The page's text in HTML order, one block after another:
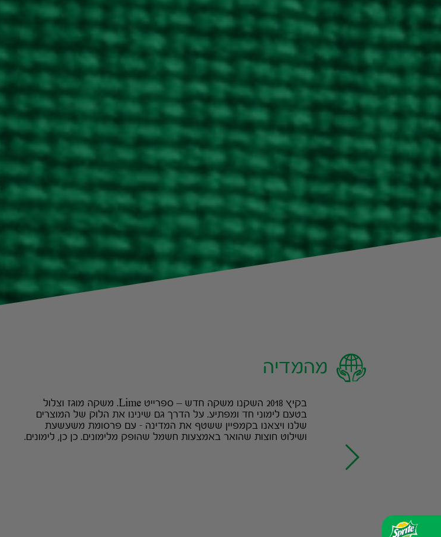
מהמדיה
בקיץ 2018 השקנו משקה חדש – ספרייט Lime. משקה מוגז וצלול
בטעם לימוני חד ומפתיע. על הדרך גם שינינו את הלוק של המוצרים
שלנו ויצאנו בקמפיין ששטף את המדינה - עם פרסומת משעשעת
ושילוט חוצות שהואר באמצעות חשמל שהופק מלימונים. כן כן, לימונים.
בעמוד היוטיוב